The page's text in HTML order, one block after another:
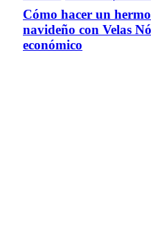
Cómo hacer un
navideño con Velas
económico